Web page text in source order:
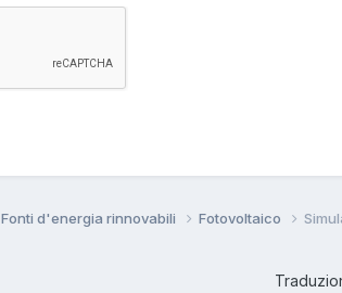
Fonti d'energia rinnovabili Fotovoltaico